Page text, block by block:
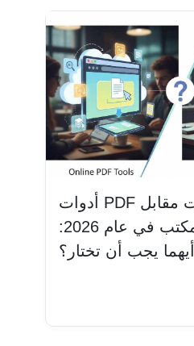
أدوات PDF عبر الإنترنت مقابل
برامج سطح المكتب في عام 2026:
أيهما يجب أن تختار؟